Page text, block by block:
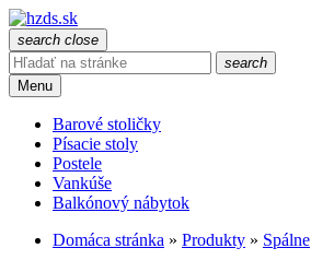
search close
search
Menu
Barové stoličky
Písacie stoly
Postele
Vankúše
Balkónový nábytok
Domáca stránka » Produkty » Spálne